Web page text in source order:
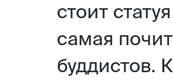
стоит
самая
буддистов.